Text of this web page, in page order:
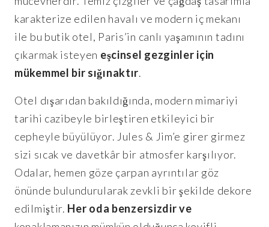
karakterize edilen havalı ve modern iç mekanı
ile bu butik otel, Paris’in canlı yaşamının tadını
çıkarmak isteyen eşcinsel gezginler için
mükemmel bir sığınaktır.
Otel dışarıdan bakıldığında, modern mimariyi
tarihi cazibeyle birleştiren etkileyici bir
cepheyle büyülüyor. Jules & Jim’e girer girmez
sizi sıcak ve davetkâr bir atmosfer karşılıyor.
Odalar, hemen göze çarpan ayrıntılar göz
önünde bulundurularak zevkli bir şekilde dekore
edilmiştir. Her oda benzersizdir ve